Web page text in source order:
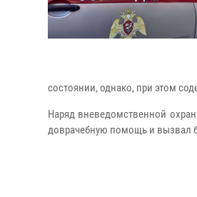
состоянии, однако, при этом
Наряд вневедомственной
доврачебную помощь и вызвал